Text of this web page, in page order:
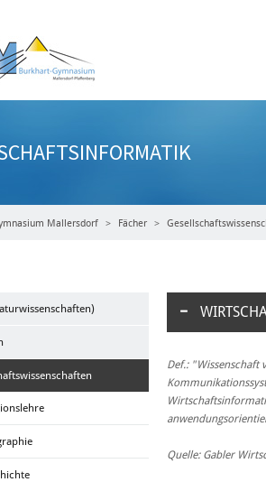
Mallersdorf Fächer
Def.:
Quelle: Gabler